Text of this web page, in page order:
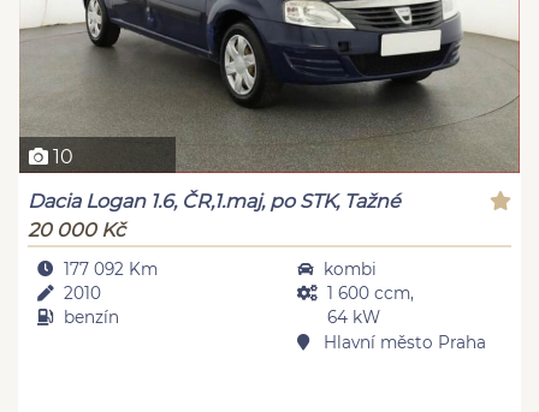
10
Dacia Logan 1.6, ČR,1.maj, po STK, Tažné
20 000 Kč
177 092 Km
2010
benzín
kombi
1 600 ccm,
64 kW
Hlavní město Praha